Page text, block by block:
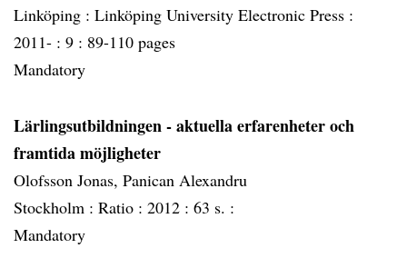
Linköping : Linköping University Electronic Press :
2011- : 9 : 89-110 pages
Mandatory
Lärlingsutbildningen - aktuella erfarenheter och
framtida möjligheter
Olofsson Jonas, Panican Alexandru
Stockholm : Ratio : 2012 : 63 s. :
Mandatory